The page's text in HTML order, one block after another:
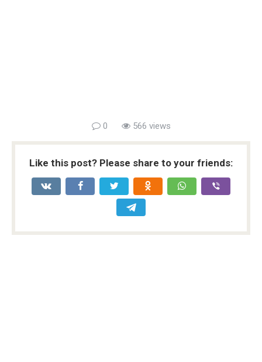
0 566 views
Like this post? Please share to your friends: